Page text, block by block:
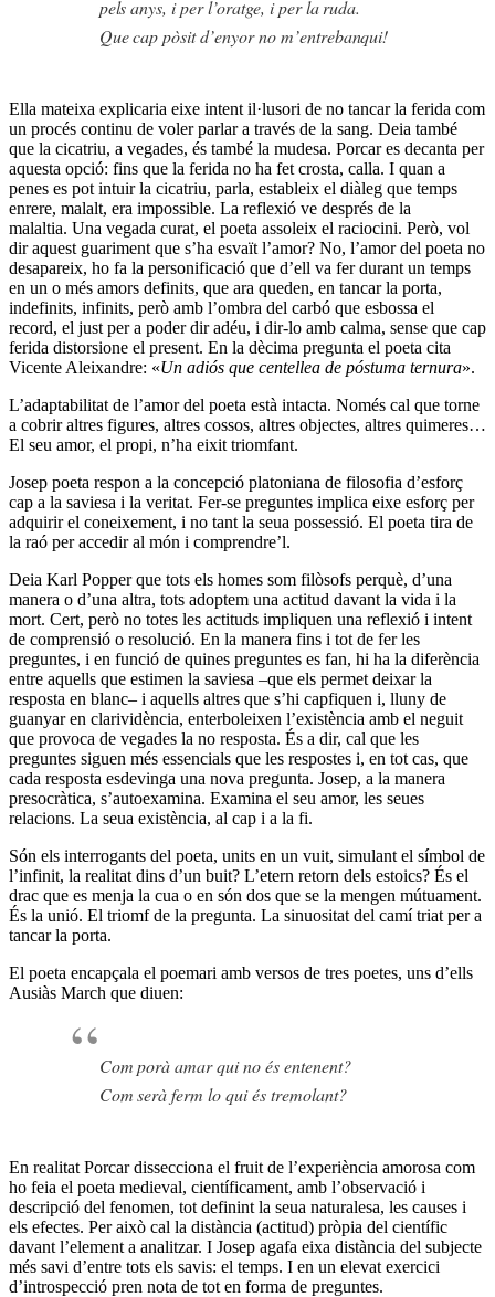
pels anys, i per l’oratge, i per la ruda.
Que cap pòsit d’enyor no m’entrebanqui!
Ella mateixa explicaria eixe intent il·lusori de no tancar la ferida com
un procés continu de voler parlar a través de la sang. Deia també
que la cicatriu, a vegades, és també la mudesa. Porcar es decanta per
aquesta opció: fins que la ferida no ha fet crosta, calla. I quan a
penes es pot intuir la cicatriu, parla, estableix el diàleg que temps
enrere, malalt, era impossible. La reflexió ve després de la
malaltia. Una vegada curat, el poeta assoleix el raciocini. Però, vol
dir aquest guariment que s’ha esvaït l’amor? No, l’amor del poeta no
desapareix, ho fa la personificació que d’ell va fer durant un temps
en un o més amors definits, que ara queden, en tancar la porta,
indefinits, infinits, però amb l’ombra del carbó que esbossa el
record, el just per a poder dir adéu, i dir-lo amb calma, sense que cap
ferida distorsione el present. En la dècima pregunta el poeta cita
Vicente Aleixandre: «Un adiós que centellea de póstuma ternura».
L’adaptabilitat de l’amor del poeta està intacta. Només cal que torne
a cobrir altres figures, altres cossos, altres objectes, altres quimeres…
El seu amor, el propi, n’ha eixit triomfant.
Josep poeta respon a la concepció platoniana de filosofia d’esforç
cap a la saviesa i la veritat. Fer-se preguntes implica eixe esforç per
adquirir el coneixement, i no tant la seua possessió. El poeta tira de
la raó per accedir al món i comprendre’l.
Deia Karl Popper que tots els homes som filòsofs perquè, d’una
manera o d’una altra, tots adoptem una actitud davant la vida i la
mort. Cert, però no totes les actituds impliquen una reflexió i intent
de comprensió o resolució. En la manera fins i tot de fer les
preguntes, i en funció de quines preguntes es fan, hi ha la diferència
entre aquells que estimen la saviesa –que els permet deixar la
resposta en blanc– i aquells altres que s’hi capfiquen i, lluny de
guanyar en clarividència, enterboleixen l’existència amb el neguit
que provoca de vegades la no resposta. És a dir, cal que les
preguntes siguen més essencials que les respostes i, en tot cas, que
cada resposta esdevinga una nova pregunta. Josep, a la manera
presocràtica, s’autoexamina. Examina el seu amor, les seues
relacions. La seua existència, al cap i a la fi.
Són els interrogants del poeta, units en un vuit, simulant el símbol de
l’infinit, la realitat dins d’un buit? L’etern retorn dels estoics? És el
drac que es menja la cua o en són dos que se la mengen mútuament.
És la unió. El triomf de la pregunta. La sinuositat del camí triat per a
tancar la porta.
El poeta encapçala el poemari amb versos de tres poetes, uns d’ells
Ausiàs March que diuen:
Com porà amar qui no és entenent?
Com serà ferm lo qui és tremolant?
En realitat Porcar dissecciona el fruit de l’experiència amorosa com
ho feia el poeta medieval, científicament, amb l’observació i
descripció del fenomen, tot definint la seua naturalesa, les causes i
els efectes. Per això cal la distància (actitud) pròpia del científic
davant l’element a analitzar. I Josep agafa eixa distància del subjecte
més savi d’entre tots els savis: el temps. I en un elevat exercici
d’introspecció pren nota de tot en forma de preguntes.